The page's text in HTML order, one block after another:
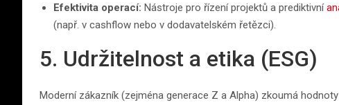
Efektivita operací: Nástroje pro řízení projektů a prediktivní
(např. v cashflow nebo v dodavatelském řetězci).
5. Udržitelnost a etika (ESG)
Moderní zákazník (zejména generace Z a Alpha) zkoumá